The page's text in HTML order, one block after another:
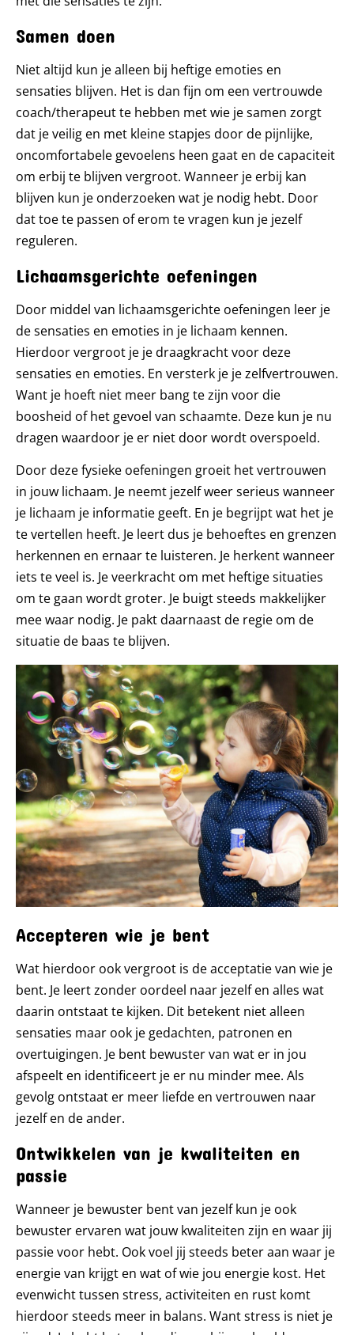
Samen doen
Niet altijd kun je alleen bij heftige emoties en
sensaties blijven. Het is dan fijn om een vertrouwde
coach/therapeut te hebben met wie je samen zorgt
dat je veilig en met kleine stapjes door de pijnlijke,
oncomfortabele gevoelens heen gaat en de capaciteit
om erbij te blijven vergroot. Wanneer je erbij kan
blijven kun je onderzoeken wat je nodig hebt. Door
dat toe te passen of erom te vragen kun je jezelf
reguleren.
Lichaamsgerichte oefeningen
Door middel van lichaamsgerichte oefeningen leer je
de sensaties en emoties in je lichaam kennen.
Hierdoor vergroot je je draagkracht voor deze
sensaties en emoties. En versterk je je zelfvertrouwen.
Want je hoeft niet meer bang te zijn voor die
boosheid of het gevoel van schaamte. Deze kun je nu
dragen waardoor je er niet door wordt overspoeld.
Door deze fysieke oefeningen groeit het vertrouwen
in jouw lichaam. Je neemt jezelf weer serieus wanneer
je lichaam je informatie geeft. En je begrijpt wat het je
te vertellen heeft. Je leert dus je behoeftes en grenzen
herkennen en ernaar te luisteren. Je herkent wanneer
iets te veel is. Je veerkracht om met heftige situaties
om te gaan wordt groter. Je buigt steeds makkelijker
mee waar nodig. Je pakt daarnaast de regie om de
situatie de baas te blijven.
Accepteren wie je bent
Wat hierdoor ook vergroot is de acceptatie van wie je
bent. Je leert zonder oordeel naar jezelf en alles wat
daarin ontstaat te kijken. Dit betekent niet alleen
sensaties maar ook je gedachten, patronen en
overtuigingen. Je bent bewuster van wat er in jou
afspeelt en identificeert je er nu minder mee. Als
gevolg ontstaat er meer liefde en vertrouwen naar
jezelf en de ander.
Ontwikkelen van je kwaliteiten en
passie
Wanneer je bewuster bent van jezelf kun je ook
bewuster ervaren wat jouw kwaliteiten zijn en waar jij
passie voor hebt. Ook voel jij steeds beter aan waar je
energie van krijgt en wat of wie jou energie kost. Het
evenwicht tussen stress, activiteiten en rust komt
hierdoor steeds meer in balans. Want stress is niet je